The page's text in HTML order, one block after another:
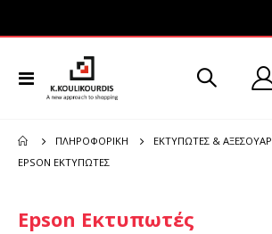
Εναλλαγή
Πλοήγησης
ΠΛΗΡΟΦΟΡΙΚΉ
ΕΚΤΥΠΩΤΈΣ & ΑΞΕΣΟΥΆΡ
EPSON ΕΚΤΥΠΩΤΈΣ
Epson Εκτυπωτές